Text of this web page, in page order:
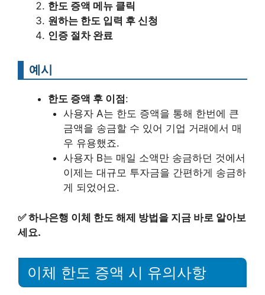
한도 증액 메뉴 클릭
원하는 한도 입력 후 신청
인증 절차 완료
예시
한도 증액 후 이점 :
사용자 A는 한도 증액을 통해 한번에 큰
금액을 송금할 수 있어 기업 거래에서 매
우 유용했죠.
사용자 B는 매일 소액만 송금하던 것에서
이제는 대규모 투자금을 간편하게 송금하
게 되었어요.
✅하나은행 이체 한도 해제 방법을 지금 바로 알아보
세요.
이체 한도 증액 시 유의사항